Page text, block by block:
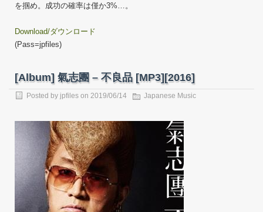
を掴め。成功の確率は僅か3%…。
Download/ダウンロード
(Pass=jpfiles)
[Album] 氣志團 – 不良品 [MP3][2016]
Posted by jpfiles on 2019/06/14 Japanese Music